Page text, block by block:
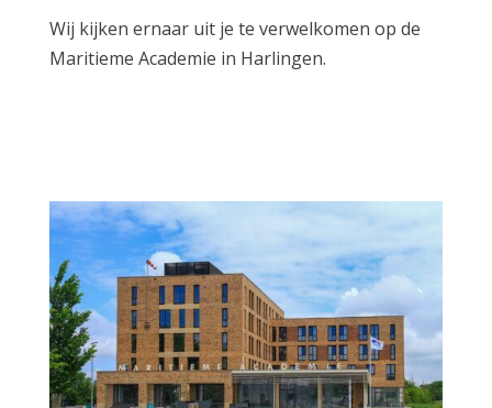
Wij kijken ernaar uit je te verwelkomen op de
Maritieme Academie in Harlingen.